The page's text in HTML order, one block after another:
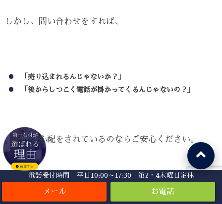
電話受付時間 平日10:00～17:30 第2・4木曜日定休
しかし、問い合わせをすれば、
「売り込まれるんじゃないか？」
「後からしつこく電話が掛かってくるんじゃないの？」
なんて、心配をされているのならご安心ください。
当社では、